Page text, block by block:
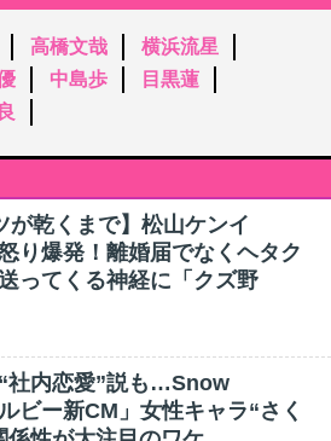
高橋文哉
横浜流星
中島歩
目黒蓮
が乾くまで】松山ケンイ
り爆発！離婚届でなくヘタク
ってくる神経に「クズ野
社内恋愛”説も…Snow
ビー新CM」女性キャラ“さく